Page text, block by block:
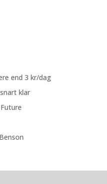
end 3 kr/dag
klar